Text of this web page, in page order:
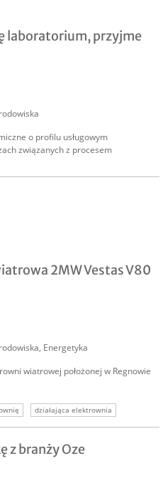
laboratorium, przyjme
o profilu usługowym
związanych z procesem
2MW Vestas V80
, Energetyka
wiatrowej położonej w Regnowie
działająca elektrownia
energetyka odnawialna
z branży Oze